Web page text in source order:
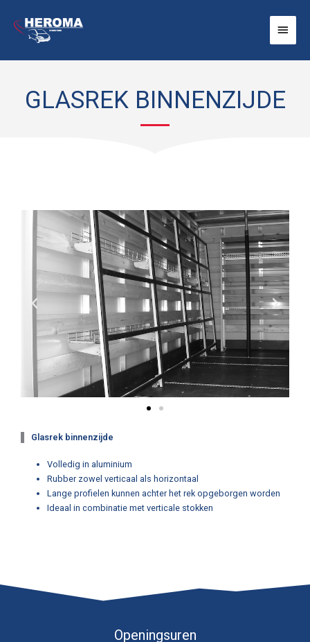
naar
inhoud
GLASREK BINNENZIJDE
Glasrek binnenzijde
Volledig in aluminium
Rubber zowel verticaal als horizontaal
Lange profielen kunnen achter het rek opgeborgen worden
Ideaal in combinatie met verticale stokken
Openingsuren